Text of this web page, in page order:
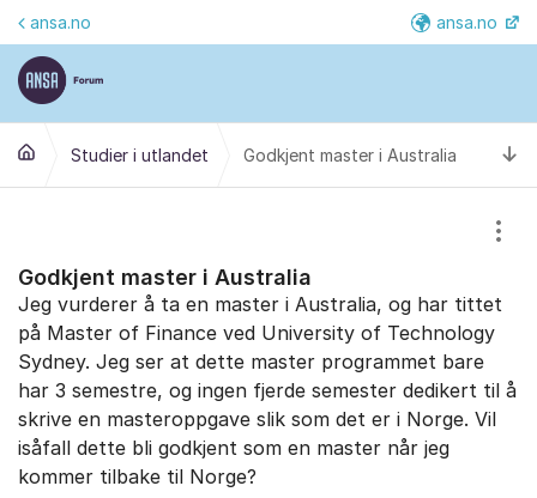
Gå til innhold
ansa.no ansa.no
Studier i utlandet Godkjent master i Australia
Godkjent master i Australia
Vis/
Jeg vurderer å ta en master i Australia, og har tittet
på Master of Finance ved University of Technology
Sydney. Jeg ser at dette master programmet bare
har 3 semestre, og ingen fjerde semester dedikert til å
skrive en masteroppgave slik som det er i Norge. Vil
isåfall dette bli godkjent som en master når jeg
kommer tilbake til Norge?